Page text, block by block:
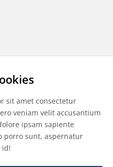
sit amet consectetur
veniam velit accusantium
ipsam sapiente
porro sunt, aspernatur
id!